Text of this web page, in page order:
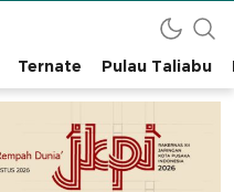
Ternate Pulau Taliabu